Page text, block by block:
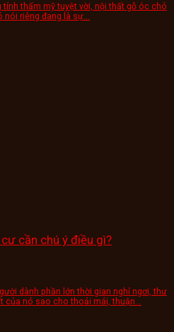
thẩm mỹ tuyệt vời, nội thất gỗ óc chó
nói riêng đang là sự...
cần chú ý điều gì?
dành phần lớn thời gian nghỉ ngơi, thư
của nó sao cho thoải mái, thuận...